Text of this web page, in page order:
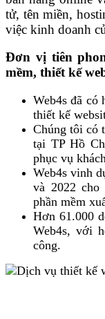
tử, tên miền,
việc kinh doanh
Đơn vị tiên
mềm, thiết kế
Web4s đã có
thiết kế
Chúng tôi có
tại TP Hồ
phục vụ
Web4s vinh
và 2022
phần mềm
Hơn 61.000
Web4s, với
công.